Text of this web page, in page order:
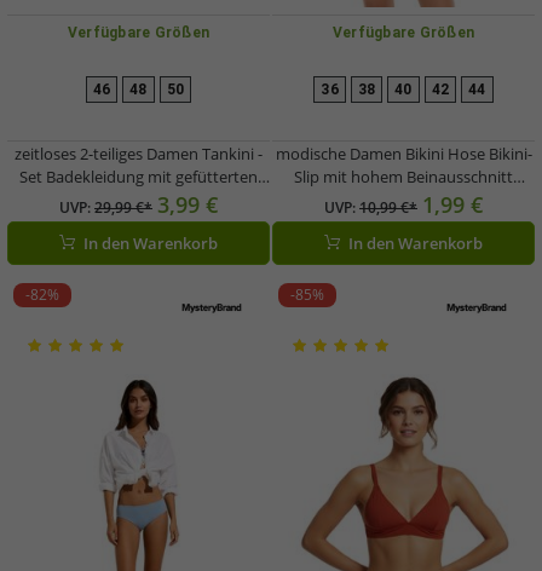
Verfügbare Größen
46 48 50
zeitloses 2-teiliges Damen Tankini -
Set Badekleidung mit gefütterten
Cups Tankini Top und Slip für Strand
& Sommer 974830 Beige/Weiß
UVP:29,99 €* 3,99 €
In den Warenkorb
Verfügbare Größen
36 38 40 42 44
modische Damen Bikini Hose Bikini-
Slip mit hohem Beinausschnitt
Bademode 967120 Weiß/Bunt
UVP:10,99 €* 1,99 €
In den Warenkorb
-82% -85%